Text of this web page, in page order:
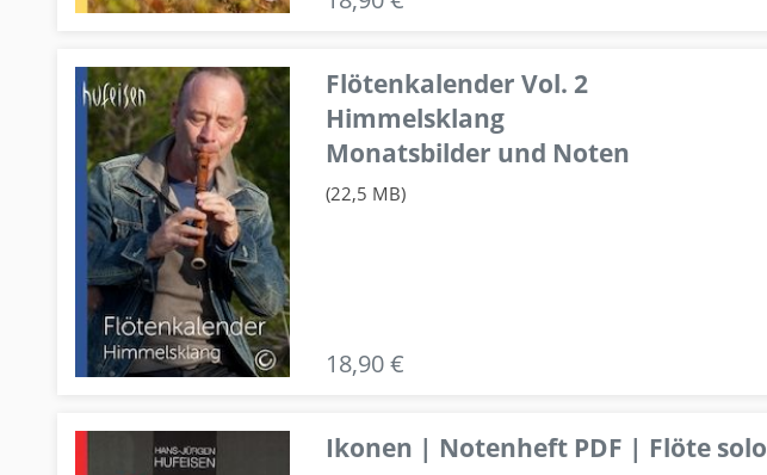
Flötenkalender Vol. 2
Himmelsklang
Monatsbilder und Noten
(22,5 MB)
18,90 €
Ikonen | Notenheft PDF | Flöte solo